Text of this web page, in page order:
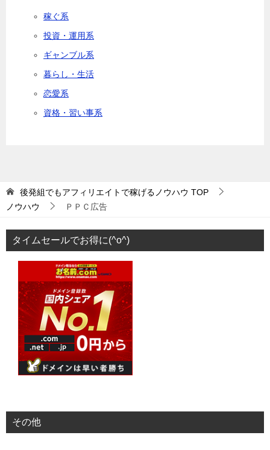
稼ぐ系
投資・運用系
ギャンブル系
暮らし・生活
恋愛系
資格・習い事系
後発組でもアフィリエイトで稼げるノウハウ TOP
ノウハウ
ＰＰＣ広告
タイムセールでお得に(^o^)
その他